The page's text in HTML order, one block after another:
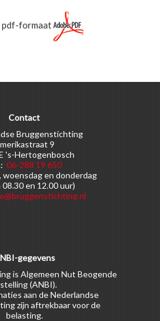
pdf-formaat
Contact
Bruggenstichting
9
's-Hertogenbosch
06-288 19 650
woensdag en donderdag
en 12.00 uur)
gegevens
is Algemeen Nut Beogende
(ANBI).
aan de Nederlandse
zijn aftrekbaar voor de
belasting.